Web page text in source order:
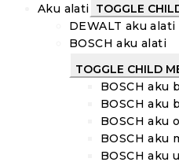
Aku alati TOGGLE
DEWALT aku alati
BOSCH aku alati
TOGGLE CHILD
BOSCH aku
BOSCH aku
BOSCH aku
BOSCH aku
BOSCH aku